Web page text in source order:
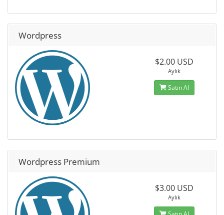
Wordpress
$2.00 USD
Aylık
Satın Al
Wordpress Premium
$3.00 USD
Aylık